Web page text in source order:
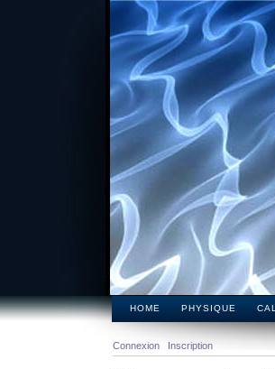
HOME PHYSIQUE
Connexion Inscription